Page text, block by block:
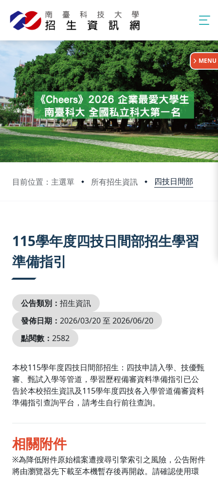
目前位置：主選單 所有招生資訊 四技日間部
:::
MENU
115學年度四技日間部招生學習
準備指引
公告類別： 招生資訊
發佈日期： 2026/03/20 至 2026/06/20
點閱數： 2582
本校115學年度四技日間部招生：四技申請入學、技優甄
審、甄試入學等管道，學習歷程備審資料準備指引已公
告於本校招生資訊及115學年度四技各入學管道備審資料
準備指引查詢平台，請考生自行前往查詢。
相關附件
※為降低附件原始檔案遭搜尋引擎索引之風險，公告附件
將由瀏覽器先下載至本機暫存後再開啟。請確認使用環